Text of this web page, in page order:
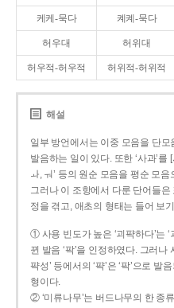
케케-묵다 켸켸-묵다
허우대 허위대
허우적-허우적 허위적-허위적
해설
일부 방언에서는 이중 모음을 단모
발음하는 일이 있다. 또한 ‘사과’를
ㅘ, ㅝ’ 등의 원순 모음을 평순 모
그러나 이 조항에서 다룬 단어들
정을 겪고, 애초의 형태는 들어 보
① 사용 빈도가 높은 ‘괴퍅하다’는
뀐 발음 ‘팍’을 인정하였다. 그러
퍅성’ 등에서의 ‘퍅’은 ‘팍’으로 발
형이다.
② ‘미류나무’는 버드나무의 한 종